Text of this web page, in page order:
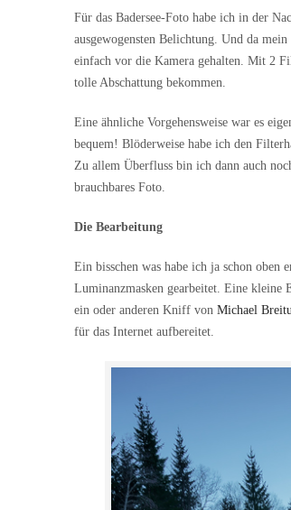
Für das Badersee-Foto habe ich in der
ausgewogensten Belichtung. Und da
einfach vor die Kamera gehalten. Mit 2
tolle Abschattung bekommen.
Eine ähnliche Vorgehensweise war es
bequem! Blöderweise habe ich den
Zu allem Überfluss bin ich dann auch
brauchbares Foto.
Die Bearbeitung
Ein bisschen was habe ich ja schon
Luminanzmasken gearbeitet. Eine
ein oder anderen Kniff von Michael
für das Internet aufbereitet.